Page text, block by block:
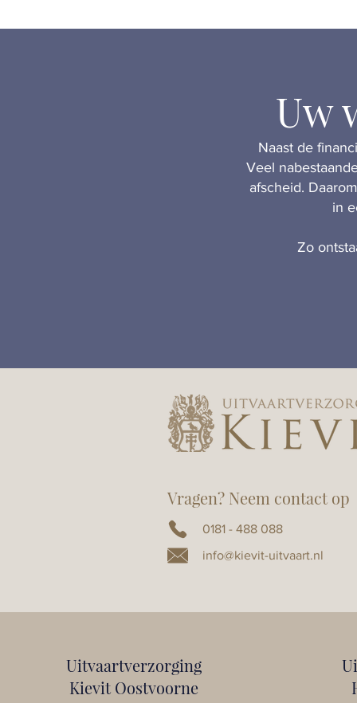
Uw
Naast de
Veel
afscheid.
in
Zo
Vragen? Neem contact op
0181 - 488 088
info@kievit-uitvaart.nl
Uitvaartverzorging
Kievit Oostvoorne